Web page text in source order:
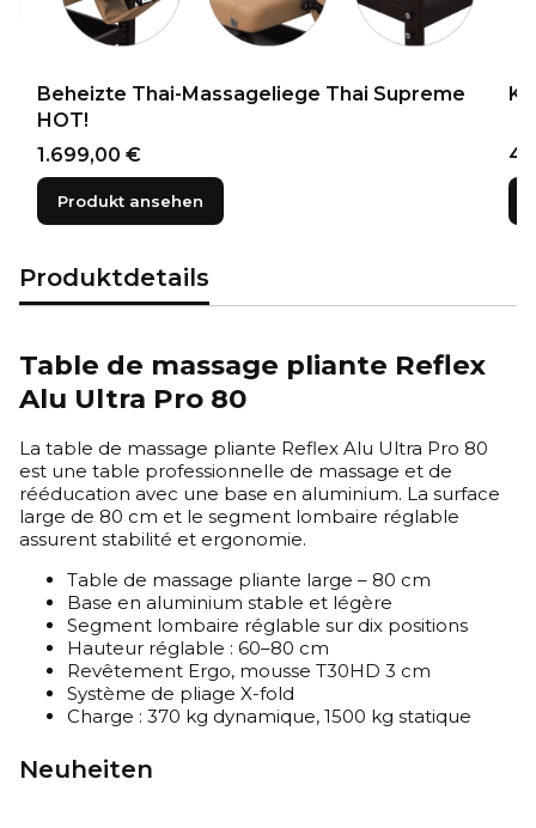
Beheizte Thai-Massageliege Thai Supreme
HOT!
Preis
1.699,00 €
Produkt ansehen
Produktdetails
Table de massage pliante Reflex
Alu Ultra Pro 80
La table de massage pliante Reflex Alu Ultra Pro 80
est une table professionnelle de massage et de
rééducation avec une base en aluminium. La surface
large de 80 cm et le segment lombaire réglable
assurent stabilité et ergonomie.
Table de massage pliante large – 80 cm
Base en aluminium stable et légère
Segment lombaire réglable sur dix positions
Hauteur réglable : 60–80 cm
Revêtement Ergo, mousse T30HD 3 cm
Système de pliage X-fold
Charge : 370 kg dynamique, 1500 kg statique
Neuheiten